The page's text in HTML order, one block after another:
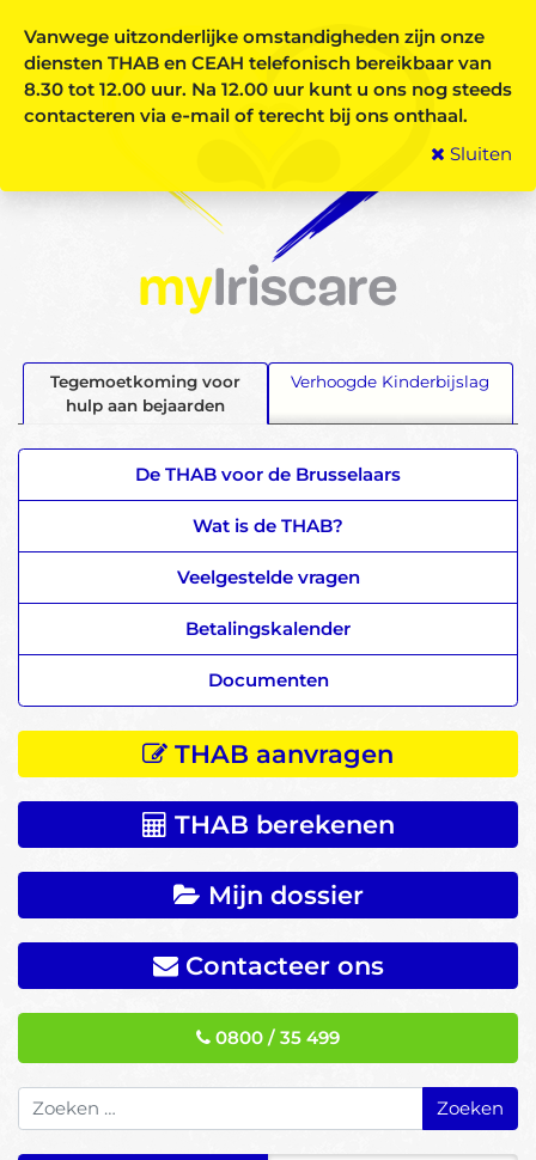
Vanwege uitzonderlijke omstandigheden zijn onze
diensten THAB en CEAH telefonisch bereikbaar van
8.30 tot 12.00 uur. Na 12.00 uur kunt u ons nog steeds
contacteren via e‑mail of terecht bij ons onthaal.
Sluiten
Tegemoetkoming voor
hulp aan bejaarden
Verhoogde Kinderbijslag
De THAB voor de Brusselaars
Wat is de THAB?
Veelgestelde vragen
Betalingskalender
Documenten
THAB aanvragen
THAB berekenen
Mijn dossier
Contacteer ons
0800 / 35 499
Zoeken naar: